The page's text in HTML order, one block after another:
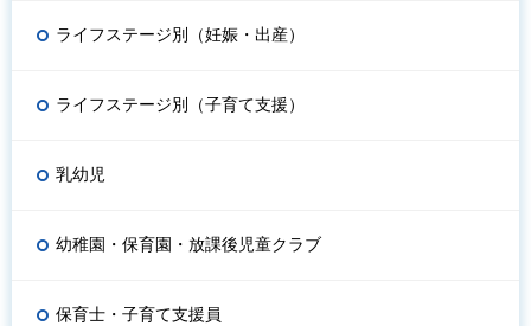
ライフステージ別（妊娠・出産）
ライフステージ別（子育て支援）
乳幼児
幼稚園・保育園・放課後児童クラブ
保育士・子育て支援員